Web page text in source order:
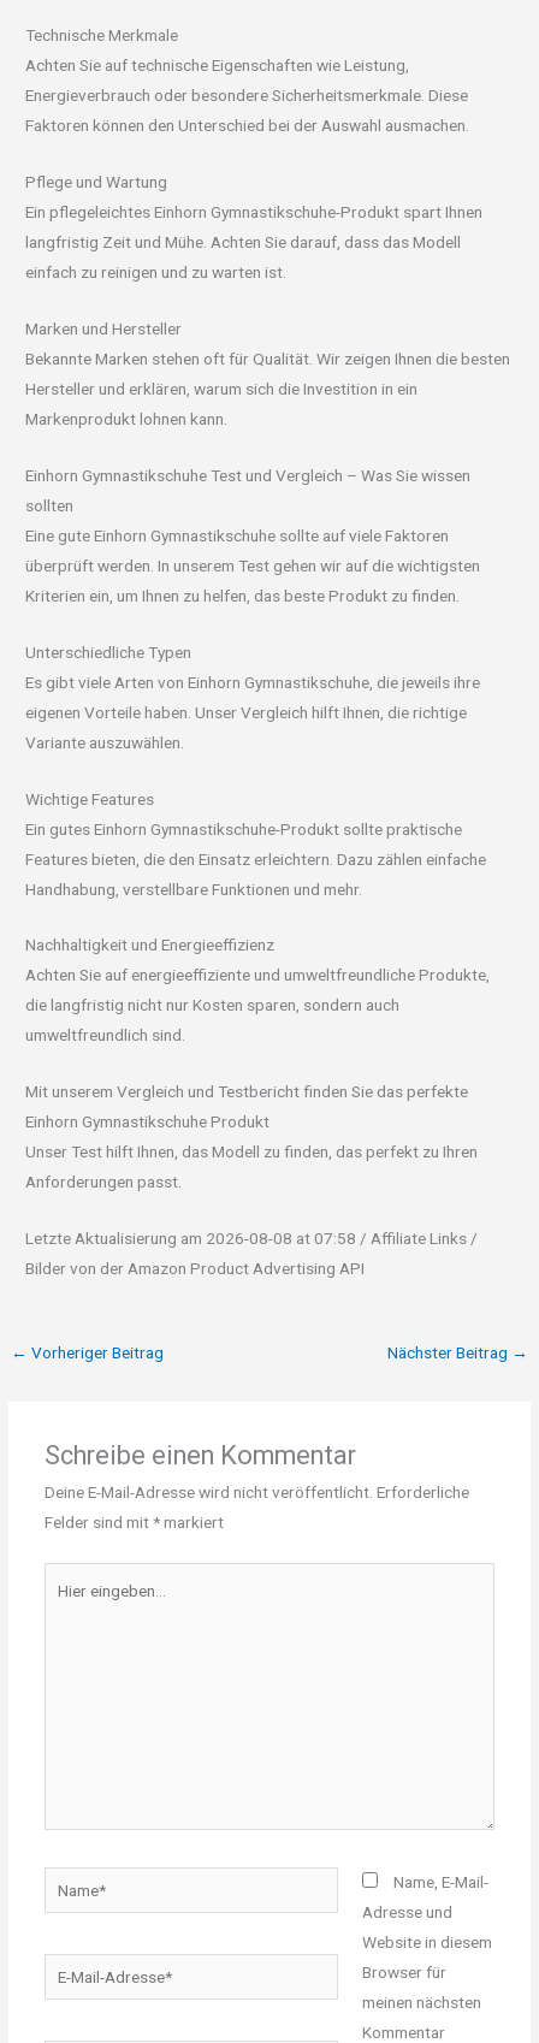
Technische Merkmale
Achten Sie auf technische Eigenschaften wie Leistung,
Energieverbrauch oder besondere Sicherheitsmerkmale. Diese
Faktoren können den Unterschied bei der Auswahl ausmachen.
Pflege und Wartung
Ein pflegeleichtes Einhorn Gymnastikschuhe-Produkt spart Ihnen
langfristig Zeit und Mühe. Achten Sie darauf, dass das Modell
einfach zu reinigen und zu warten ist.
Marken und Hersteller
Bekannte Marken stehen oft für Qualität. Wir zeigen Ihnen die besten
Hersteller und erklären, warum sich die Investition in ein
Markenprodukt lohnen kann.
Einhorn Gymnastikschuhe Test und Vergleich – Was Sie wissen
sollten
Eine gute Einhorn Gymnastikschuhe sollte auf viele Faktoren
überprüft werden. In unserem Test gehen wir auf die wichtigsten
Kriterien ein, um Ihnen zu helfen, das beste Produkt zu finden.
Unterschiedliche Typen
Es gibt viele Arten von Einhorn Gymnastikschuhe, die jeweils ihre
eigenen Vorteile haben. Unser Vergleich hilft Ihnen, die richtige
Variante auszuwählen.
Wichtige Features
Ein gutes Einhorn Gymnastikschuhe-Produkt sollte praktische
Features bieten, die den Einsatz erleichtern. Dazu zählen einfache
Handhabung, verstellbare Funktionen und mehr.
Nachhaltigkeit und Energieeffizienz
Achten Sie auf energieeffiziente und umweltfreundliche Produkte,
die langfristig nicht nur Kosten sparen, sondern auch
umweltfreundlich sind.
Mit unserem Vergleich und Testbericht finden Sie das perfekte
Einhorn Gymnastikschuhe Produkt
Unser Test hilft Ihnen, das Modell zu finden, das perfekt zu Ihren
Anforderungen passt.
Letzte Aktualisierung am 2026-08-08 at 07:58 / Affiliate Links /
Bilder von der Amazon Product Advertising API
← Vorheriger Beitrag Nächster Beitrag →
Schreibe einen Kommentar
Deine E-Mail-Adresse wird nicht veröffentlicht. Erforderliche
Felder sind mit*markiert
eingeben…
Mail-
Name, E-Mail-
Adresse und
Website in diesem
Browser für
meinen nächsten
Kommentar